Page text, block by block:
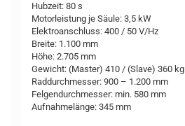
Hubzeit: 80 s
Motorleistung je Säule: 3,5 kW
Elektroanschluss: 400 / 50 V/Hz
Breite: 1.100 mm
Höhe: 2.705 mm
Gewicht: (Master) 410 / (Slave) 360 kg
Raddurchmesser: 900 – 1.200 mm
Felgendurchmesser: min. 580 mm
Aufnahmelänge: 345 mm